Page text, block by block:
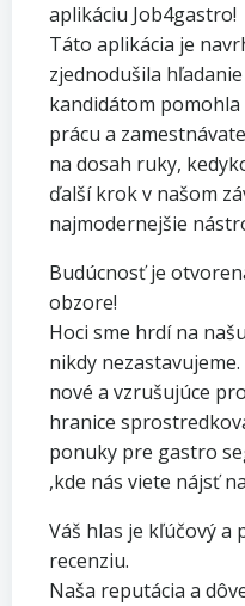
aplikáciu Job4gastro!
​Táto aplikácia je
zjednodušila
kandidátom
prácu a
na dosah ruky,
ďalší krok v našom
najmodernejšie
​Budúcnosť je
obzore!
​Hoci sme hrdí na
nikdy
nové a vzrušujúce
hranice
ponuky pre gastro
,kde nás viete nájsť
​Váš hlas je kľúčový a
recenziu.
​Naša reputácia a